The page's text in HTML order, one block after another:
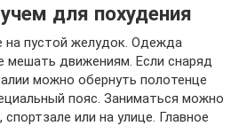
для похудения
на пустой желудок. Одежда
мешать движениям. Если снаряд
можно обернуть полотенце
пояс. Заниматься можно
или на улице. Главное